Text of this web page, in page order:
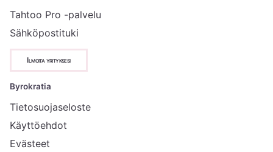
Tahtoo Pro -palvelu
Sähköpostituki
Ilmoita yrityksesi
Byrokratia
Tietosuojaseloste
Käyttöehdot
Evästeet